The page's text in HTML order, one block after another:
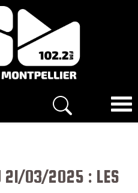
21/03/2025 : LES